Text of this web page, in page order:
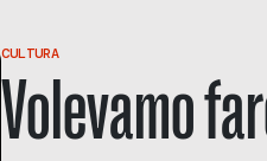
CULTURA
Volevamo